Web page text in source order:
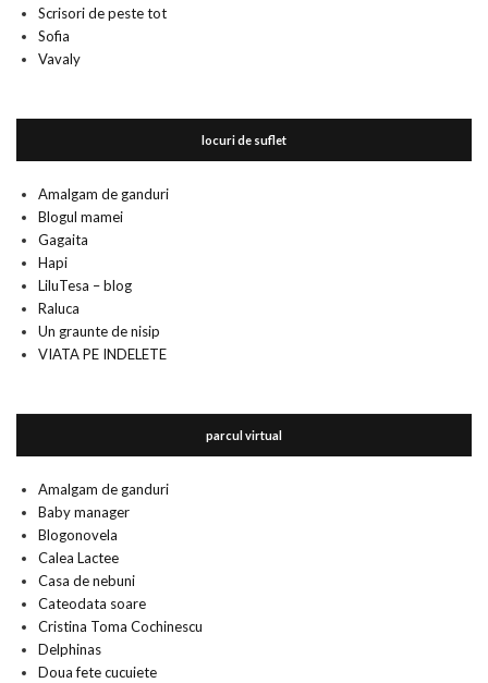
Scrisori de peste tot
Sofia
Vavaly
locuri de suflet
Amalgam de ganduri
Blogul mamei
Gagaita
Hapi
LiluTesa – blog
Raluca
Un graunte de nisip
VIATA PE INDELETE
parcul virtual
Amalgam de ganduri
Baby manager
Blogonovela
Calea Lactee
Casa de nebuni
Cateodata soare
Cristina Toma Cochinescu
Delphinas
Doua fete cucuiete